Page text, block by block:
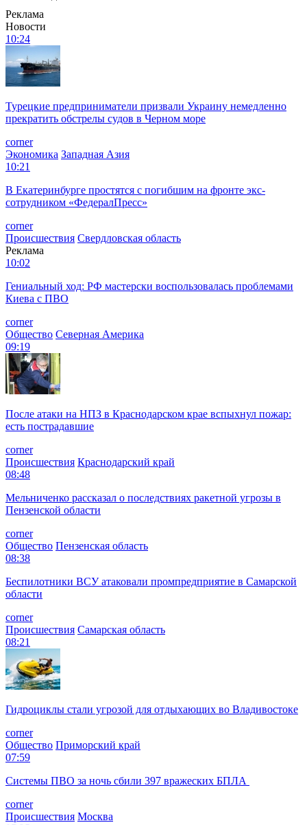
Реклама
Новости
10:24
Турецкие предприниматели призвали Украину немедленно
прекратить обстрелы судов в Черном море
corner
Экономика Западная Азия
10:21
В Екатеринбурге простятся с погибшим на фронте экс-
сотрудником «ФедералПресс»
corner
Происшествия Свердловская область
Реклама
10:02
Гениальный ход: РФ мастерски воспользовалась проблемами
Киева с ПВО
corner
Общество Северная Америка
09:19
После атаки на НПЗ в Краснодарском крае вспыхнул пожар:
есть пострадавшие
corner
Происшествия Краснодарский край
08:48
Мельниченко рассказал о последствиях ракетной угрозы в
Пензенской области
corner
Общество Пензенская область
08:38
Беспилотники ВСУ атаковали промпредприятие в Самарской
области
corner
Происшествия Самарская область
08:21
Гидроциклы стали угрозой для отдыхающих во Владивостоке
corner
Общество Приморский край
07:59
Системы ПВО за ночь сбили 397 вражеских БПЛА
corner
Происшествия Москва